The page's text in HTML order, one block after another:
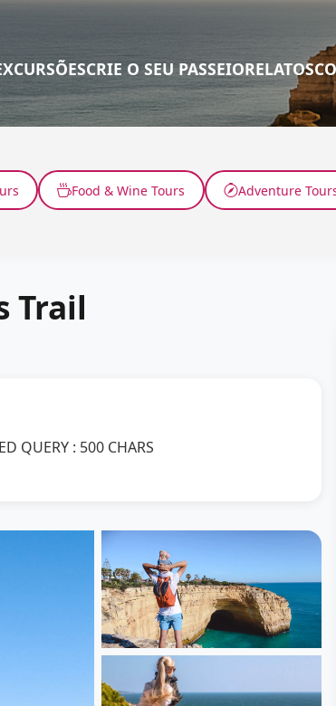
CRIE O SEU PASSEIORELATOS
Food & Wine Tours Adventure
Trail
QUERY : 500 CHARS